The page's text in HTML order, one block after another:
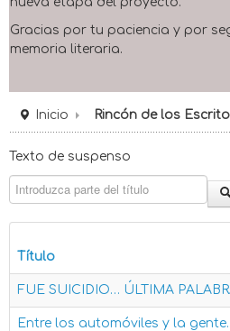
Gracias por tu paciencia y por
memoria literaria.
Inicio Rincón de los
Texto de suspenso
Introduzca parte del título
Título
FUE SUICIDIO… ÚLTIMA
Entre los automóviles y la